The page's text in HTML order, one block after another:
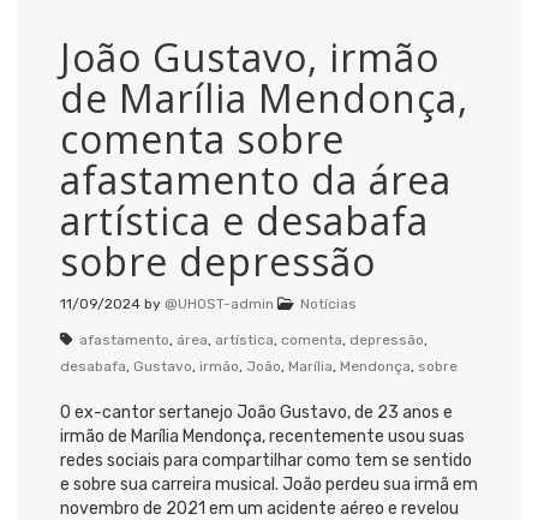
João Gustavo, irmão
de Marília Mendonça,
comenta sobre
afastamento da área
artística e desabafa
sobre depressão
11/09/2024 by @UHOST-admin Notícias
afastamento, área, artística, comenta, depressão,
desabafa, Gustavo, irmão, João, Marília, Mendonça, sobre
O ex-cantor sertanejo João Gustavo, de 23 anos e
irmão de Marília Mendonça, recentemente usou suas
redes sociais para compartilhar como tem se sentido
e sobre sua carreira musical. João perdeu sua irmã em
novembro de 2021 em um acidente aéreo e revelou